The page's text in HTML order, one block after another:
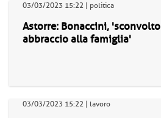
03/03/2023 15:22 | politica
Astorre: Bonaccini,
abbraccio alla famiglia'
03/03/2023 15:22 | lavoro